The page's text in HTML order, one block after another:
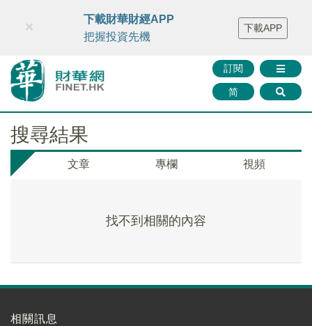
財華智庫網 FINTV FINMETA 財華證券 媒體矩陣
智庫沙龍
聯絡我們
訂閱
简
×
下載財華財經APP
把握投資先機
下載APP
搜尋結果
文章 專欄 視頻
找不到相關的內容
相關訊息